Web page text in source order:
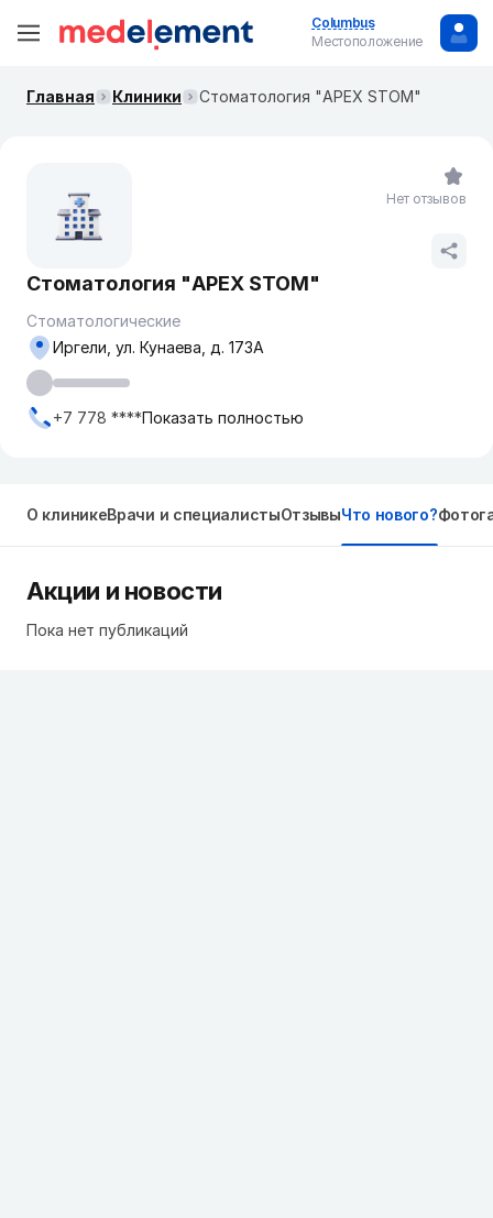
Columbus
Местоположение
Главная Клиники Стоматология "APEX STOM"
Стоматология "APEX STOM"
Стоматологические
Иргели, ул. Кунаева, д. 173А
+7 778 ****Показать полностью
Нет отзывов
О клиникеВрачи и специалистыОтзывыЧто нового?
Акции и новости
Пока нет публикаций